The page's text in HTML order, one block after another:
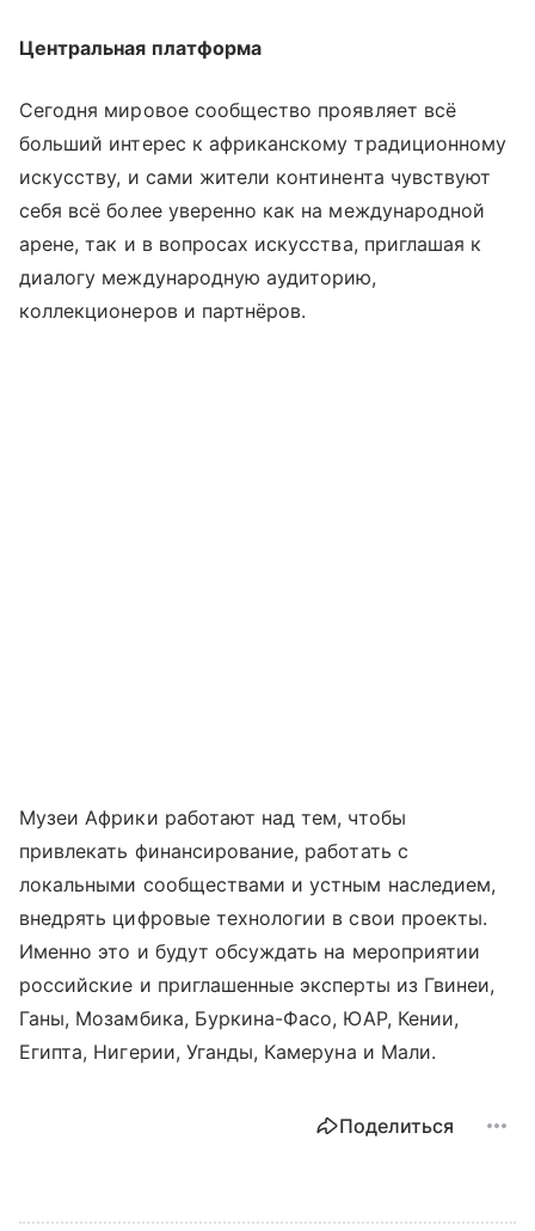
Центральная платформа
Сегодня мировое сообщество проявляет всё
больший интерес к африканскому традиционному
искусству, и сами жители континента чувствуют
себя всё более уверенно как на международной
арене, так и в вопросах искусства, приглашая к
диалогу международную аудиторию,
коллекционеров и партнёров.
Музеи Африки работают над тем, чтобы
привлекать финансирование, работать с
локальными сообществами и устным наследием,
внедрять цифровые технологии в свои проекты.
Именно это и будут обсуждать на мероприятии
российские и приглашенные эксперты из Гвинеи,
Ганы, Мозамбика, Буркина-Фасо, ЮАР, Кении,
Египта, Нигерии, Уганды, Камеруна и Мали.
Поделиться